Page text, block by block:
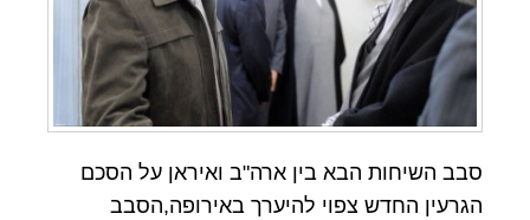
סבב השיחות הבא בין ארה"ב ואיראן על הסכם
הגרעין החדש צפוי להיערך באירופה,הסבב